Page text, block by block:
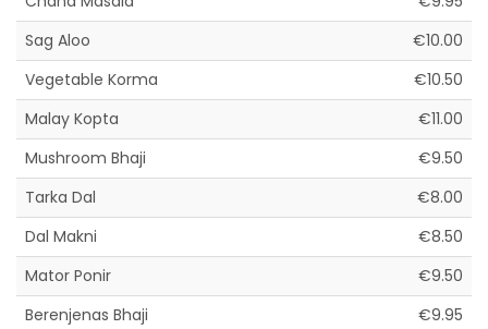
Sag Aloo
€10.00
Vegetable Korma
€10.50
Malay Kopta
€11.00
Mushroom Bhaji
€9.50
Tarka Dal
€8.00
Dal Makni
€8.50
Mator Ponir
€9.50
Berenjenas Bhaji
€9.95